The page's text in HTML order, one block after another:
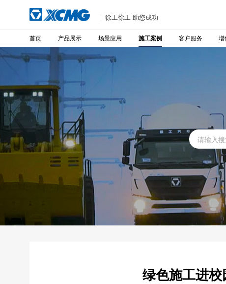
徐工徐工 助您成功
首页 产品展示 场景应用 施工案例 客户服务
绿色施工进